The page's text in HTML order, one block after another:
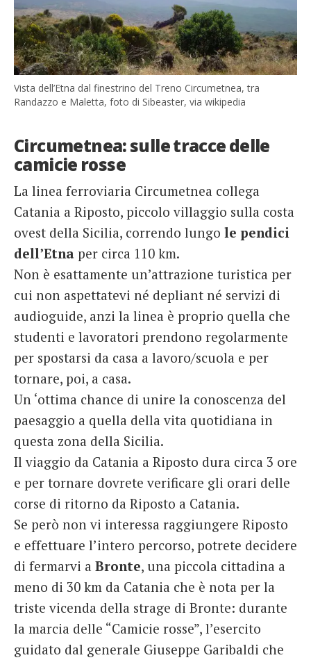
Vista dell’Etna dal finestrino del Treno Circumetnea, tra
Randazzo e Maletta, foto di Sibeaster, via wikipedia
Circumetnea: sulle tracce delle
camicie rosse
La linea ferroviaria Circumetnea collega
Catania a Riposto, piccolo villaggio sulla costa
ovest della Sicilia, correndo lungo le pendici
dell’Etna per circa 110 km.
Non è esattamente un’attrazione turistica per
cui non aspettatevi né depliant né servizi di
audioguide, anzi la linea è proprio quella che
studenti e lavoratori prendono regolarmente
per spostarsi da casa a lavoro/scuola e per
tornare, poi, a casa.
Un ‘ottima chance di unire la conoscenza del
paesaggio a quella della vita quotidiana in
questa zona della Sicilia.
Il viaggio da Catania a Riposto dura circa 3 ore
e per tornare dovrete verificare gli orari delle
corse di ritorno da Riposto a Catania.
Se però non vi interessa raggiungere Riposto
e effettuare l’intero percorso, potrete decidere
di fermarvi a Bronte, una piccola cittadina a
meno di 30 km da Catania che è nota per la
triste vicenda della strage di Bronte: durante
la marcia delle “Camicie rosse”, l’esercito
guidato dal generale Giuseppe Garibaldi che